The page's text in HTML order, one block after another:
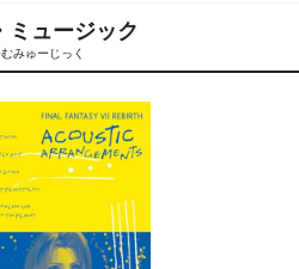
ミュージック
みゅーじっく